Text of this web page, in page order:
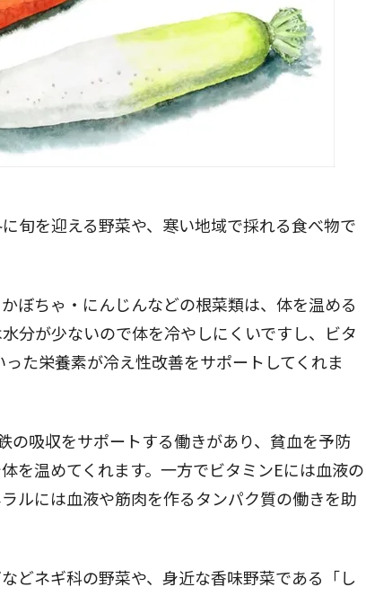
旬を迎える野菜や、寒い地域で採れる食べ物で
ぼちゃ・にんじんなどの根菜類は、体を温める
分が少ないので体を冷やしにくいですし、ビタ
た栄養素が冷え性改善をサポートしてくれま
の吸収をサポートする働きがあり、貧血を予防
を温めてくれます。一方でビタミンEには血液の
ルには血液や筋肉を作るタンパク質の働きを助
どネギ科の野菜や、身近な香味野菜である「し